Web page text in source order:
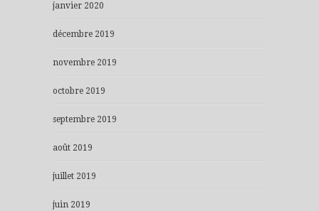
janvier 2020
décembre 2019
novembre 2019
octobre 2019
septembre 2019
août 2019
juillet 2019
juin 2019